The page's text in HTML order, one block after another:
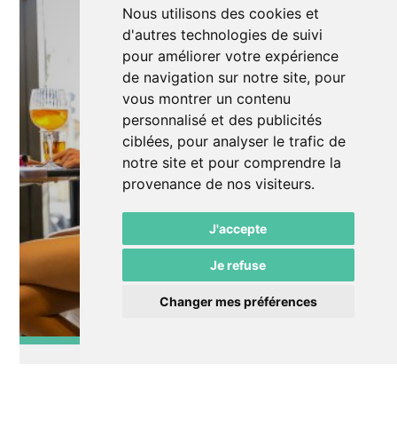
Nous utilisons des cookies et
d'autres technologies de suivi
pour améliorer votre expérience
de navigation sur notre site, pour
vous montrer un contenu
personnalisé et des publicités
ciblées, pour analyser le trafic de
notre site et pour comprendre la
provenance de nos visiteurs.
J'accepte
Je refuse
Changer mes préférences